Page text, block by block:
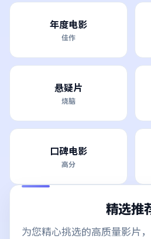
年度电影
佳作
悬疑片
烧脑
口碑电影
高分
精选推
为您精心挑选的高质量影片